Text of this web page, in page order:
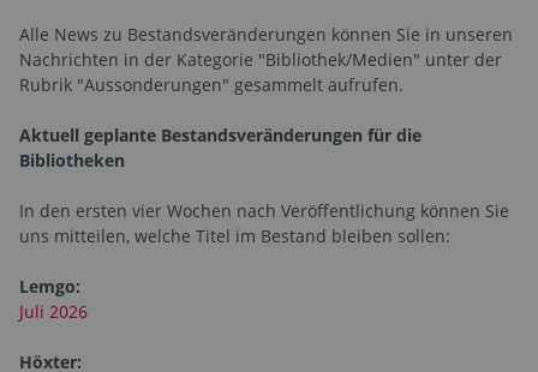
Alle News zu Bestandsveränderungen können Sie in unseren
Nachrichten in der Kategorie "Bibliothek/Medien" unter der
Rubrik "Aussonderungen" gesammelt aufrufen.
Aktuell geplante Bestandsveränderungen für die
Bibliotheken
In den ersten vier Wochen nach Veröffentlichung können Sie
uns mitteilen, welche Titel im Bestand bleiben sollen:
Lemgo:
Juli 2026
Höxter: